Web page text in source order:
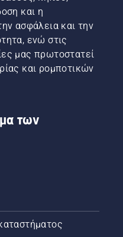
και η
ασφάλεια και την
ενώ στις
μας πρωτοστατεί
και ρομποτικών
των